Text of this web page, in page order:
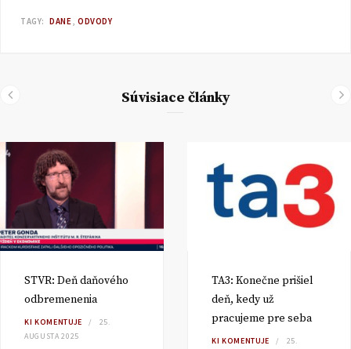
TAGY: DANE ODVODY
Súvisiace články
STVR: Deň daňového
odbremenenia
KI KOMENTUJE
25.
AUGUSTA 2025
TA3: Konečne prišiel
deň, kedy už
pracujeme pre seba
KI KOMENTUJE
25.